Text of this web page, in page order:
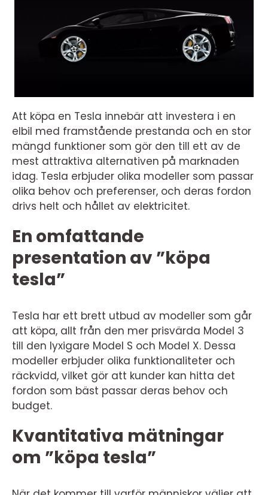
Att köpa en Tesla innebär att investera i en
elbil med framstående prestanda och en stor
mängd funktioner som gör den till ett av de
mest attraktiva alternativen på marknaden
idag. Tesla erbjuder olika modeller som passar
olika behov och preferenser, och deras fordon
drivs helt och hållet av elektricitet.
En omfattande
presentation av ”köpa
tesla”
Tesla har ett brett utbud av modeller som går
att köpa, allt från den mer prisvärda Model 3
till den lyxigare Model S och Model X. Dessa
modeller erbjuder olika funktionaliteter och
räckvidd, vilket gör att kunder kan hitta det
fordon som bäst passar deras behov och
budget.
Kvantitativa mätningar
om ”köpa tesla”